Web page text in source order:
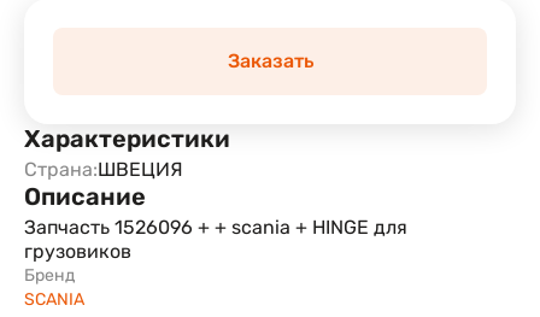
Заказать
Характеристики
Страна:ШВЕЦИЯ
Описание
Запчасть 1526096 + + scania + HINGE для
грузовиков
Бренд
SCANIA